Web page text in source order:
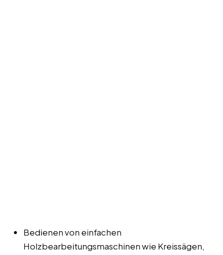
Bedienen von einfachen
Holzbearbeitungsmaschinen wie Kreissägen,